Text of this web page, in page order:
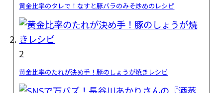
黄金比率のタレで！なすと豚バラのみそ炒めのレシピ
2
黄金比率のたれが決め手！豚のしょうが焼きレシピ